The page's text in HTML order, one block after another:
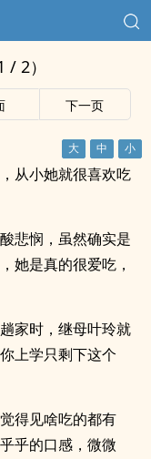
2）
下一页
从小她就很喜欢吃
悲悯，虽然确实是
她是真的很爱吃，
家时，继母叶玲就
上学只剩下这个
得见啥吃的都有
乎的口感，微微